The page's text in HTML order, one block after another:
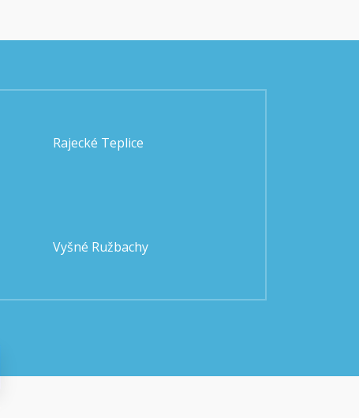
Rajecké Teplice
Vyšné Ružbachy